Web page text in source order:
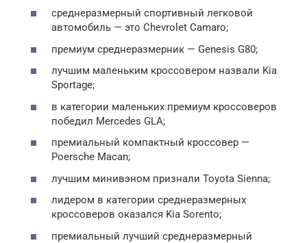
среднеразмерный спортивный легковой
автомобиль — это Chevrolet Camaro;
премиум среднеразмерник — Genesis G80;
лучшим маленьким кроссовером назвали Kia
Sportage;
в категории маленьких премиум кроссоверов
победил Mercedes GLA;
премиальный компактный кроссовер —
Poersche Macan;
лучшим минивэном признали Toyota Sienna;
лидером в категории среднеразмерных
кроссоверов оказался Kia Sorento;
премиальный лучший среднеразмерный